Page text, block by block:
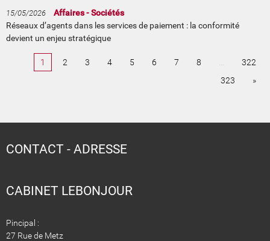
15/05/2026
Affaires - Sociétés
Réseaux d’agents dans les services de paiement : la conformité
devient un enjeu stratégique
1 2 3 4 5 6 7 8
322
323
»
CONTACT - ADRESSE
CABINET LEBONJOUR
Pincipal :
27 Rue de Metz